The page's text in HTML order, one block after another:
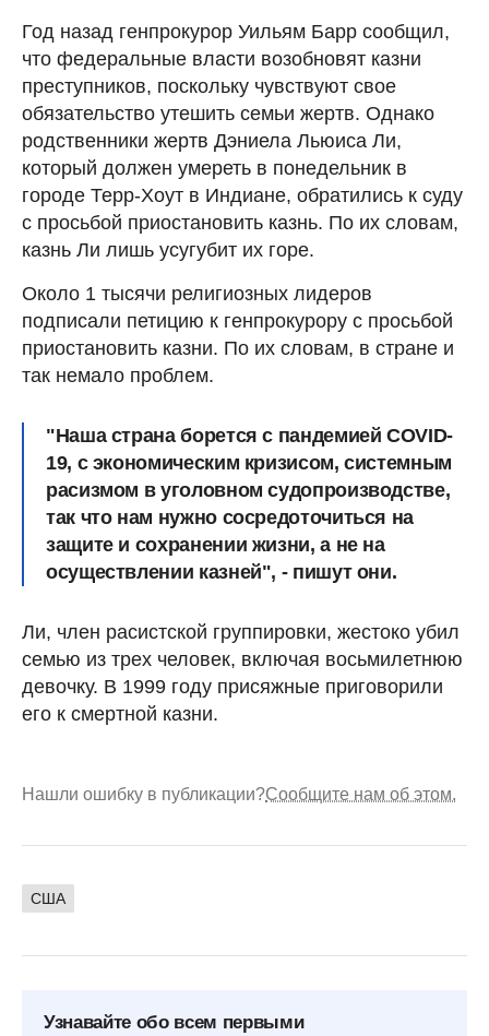
Год назад генпрокурор Уильям Барр сообщил,
что федеральные власти возобновят казни
преступников, поскольку чувствуют свое
обязательство утешить семьи жертв. Однако
родственники жертв Дэниела Льюиса Ли,
который должен умереть в понедельник в
городе Терр-Хоут в Индиане, обратились к суду
с просьбой приостановить казнь. По их словам,
казнь Ли лишь усугубит их горе.
Около 1 тысячи религиозных лидеров
подписали петицию к генпрокурору с просьбой
приостановить казни. По их словам, в стране и
так немало проблем.
"Наша страна борется с пандемией COVID-
19, с экономическим кризисом, системным
расизмом в уголовном судопроизводстве,
так что нам нужно сосредоточиться на
защите и сохранении жизни, а не на
осуществлении казней", - пишут они.
Ли, член расистской группировки, жестоко убил
семью из трех человек, включая восьмилетнюю
девочку. В 1999 году присяжные приговорили
его к смертной казни.
Нашли ошибку в публикации?Сообщите нам об этом.
США
Узнавайте обо всем первыми